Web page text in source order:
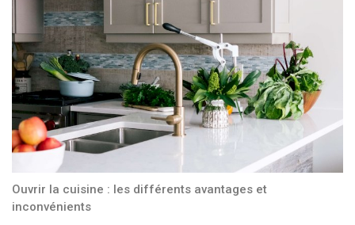
Ouvrir la cuisine : les différents avantages et
inconvénients